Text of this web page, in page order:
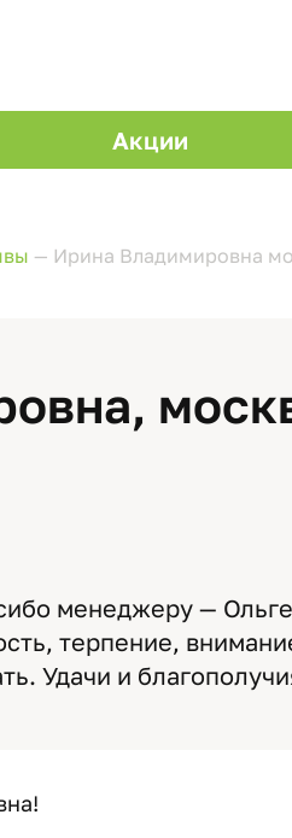
Акции
— Ирина Владимировна
менеджеру —
терпение,
Удачи и